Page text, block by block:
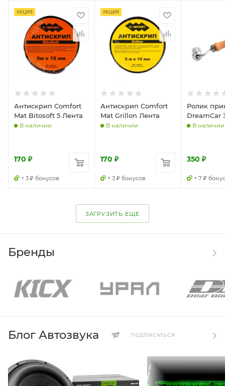
АКЦИЯ
Антискрип Comfort
Mat Bitosoft 5 Лента
В наличии
170 ₽
+ 3 ₽ бонусов
АКЦИЯ
Антискрип Comfort
Mat Grillon Лента
В наличии
170 ₽
+ 3 ₽ бонусов
Ролик
DreamCar
В наличии
350 ₽
+ 7 ₽
ЗАГРУЗИТЬ ЕЩЕ
Бренды
Блог Автозвука ПОДПИСАТЬСЯ